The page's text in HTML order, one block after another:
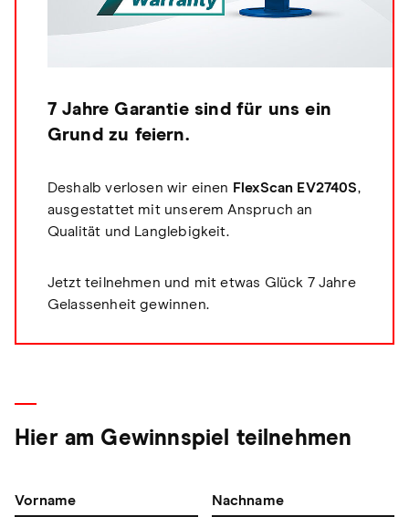
7 Jahre Garantie sind für uns ein
Grund zu feiern.
Deshalb verlosen wir einen FlexScan EV2740S,
ausgestattet mit unserem Anspruch an
Qualität und Langlebigkeit.
Jetzt teilnehmen und mit etwas Glück 7 Jahre
Gelassenheit gewinnen.
Hier am Gewinnspiel teilnehmen
Vorname Nachname